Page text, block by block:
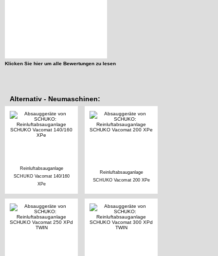
Klicken Sie hier um alle Bewertungen zu lesen
Alternativ - Neumaschinen:
Reinluftabsauganlage
SCHUKO Vacomat 140/160
XPe
Reinluftabsauganlage
SCHUKO Vacomat 200 XPe